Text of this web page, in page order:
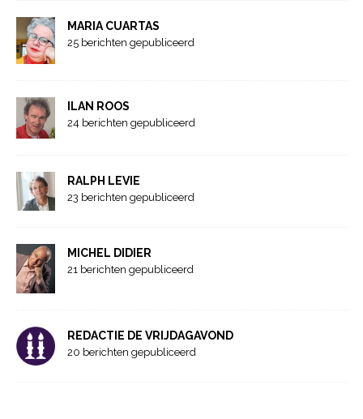
MARIA CUARTAS
25 berichten gepubliceerd
ILAN ROOS
24 berichten gepubliceerd
RALPH LEVIE
23 berichten gepubliceerd
MICHEL DIDIER
21 berichten gepubliceerd
REDACTIE DE VRIJDAGAVOND
20 berichten gepubliceerd